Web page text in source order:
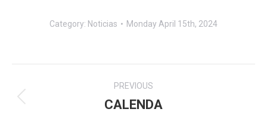
Category: Noticias Monday April 15th, 2024
navigation
PREVIOUS
Previous
CALENDA